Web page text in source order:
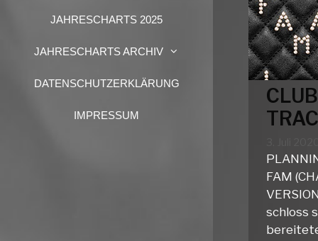
JAHRESCHARTS 2025
JAHRESCHARTS ARCHIV
DATENSCHUTZERKLÄRUNG
IMPRESSUM
FAM
schloss